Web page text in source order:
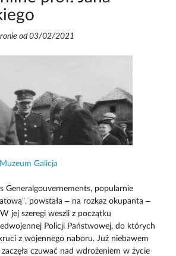
od 03/02/2021
Galicja
Generalgouvernements, popularnie
powstała – na rozkaz okupanta –
jej szeregi weszli z początku
Policji Państwowej, do których
z wojennego naboru. Już niebawem
czuwać nad wdrożeniem w życie